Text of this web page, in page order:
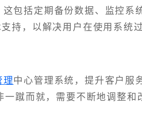
包括定期备份数据、监控系
持，以解决用户在使用系统
理中心管理系统，提升客户服
蹴而就，需要不断地调整和